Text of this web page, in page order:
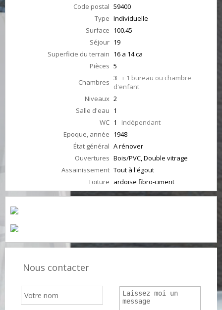
Code postal 59400
Type Individuelle
Surface 100.45
Séjour 19
Superficie du terrain 16 a 14 ca
Pièces 5
Chambres 3 + 1 bureau ou chambre
d'enfant
Niveaux 2
Salle d'eau 1
WC 1 Indépendant
Epoque, année 1948
État général A rénover
Ouvertures Bois/PVC, Double vitrage
Assainissement Tout à l'égout
Toiture ardoise fibro-ciment
Nous contacter